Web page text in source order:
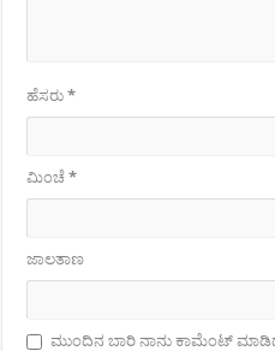
ಹೆಸರು*
ಮಿಂಚೆ*
ಜಾಲತಾಣ
ಮುಂದಿನ ಬಾರಿ ನಾನು ಕಾಮೆಂಟ್